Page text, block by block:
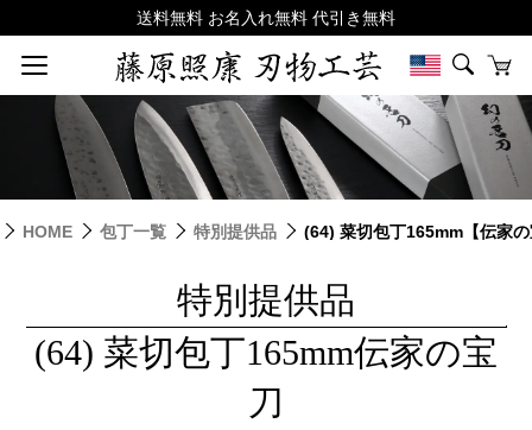
HOME 包丁一覧 特別提供品 (64) 菜切包丁165mm【伝家
特別提供品
|
(64) 菜切包丁165mm伝家の宝
刀